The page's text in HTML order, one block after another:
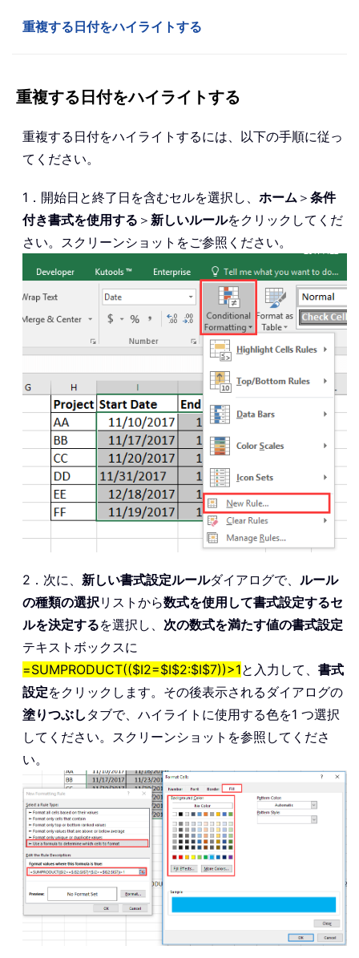
重複する日付をハイライトする
重複する日付をハイライトする
重複する日付をハイライトするには、以下の手順に従っ
てください。
1．開始日と終了日を含むセルを選択し、 ホーム ＞ 条件
付き書式を使用する ＞ 新しいルールをクリックしてくだ
さい。スクリーンショットをご参照ください。
2．次に、 新しい書式設定ルールダイアログで、 ルール
の種類の選択 リストから数式を使用して書式設定するセ
ルを決定するを選択し、 次の数式を満たす値の書式設定
テキストボックスに
=SUMPRODUCT(($I2=$I$2:$I$7))>1と入力して、 書式
設定をクリックします。その後表示されるダイアログの
塗りつぶし タブで、ハイライトに使用する色を1 つ選択
してください。スクリーンショットを参照してくださ
い。